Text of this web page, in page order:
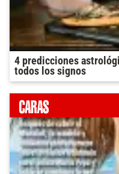
4 predicciones
todos los signos